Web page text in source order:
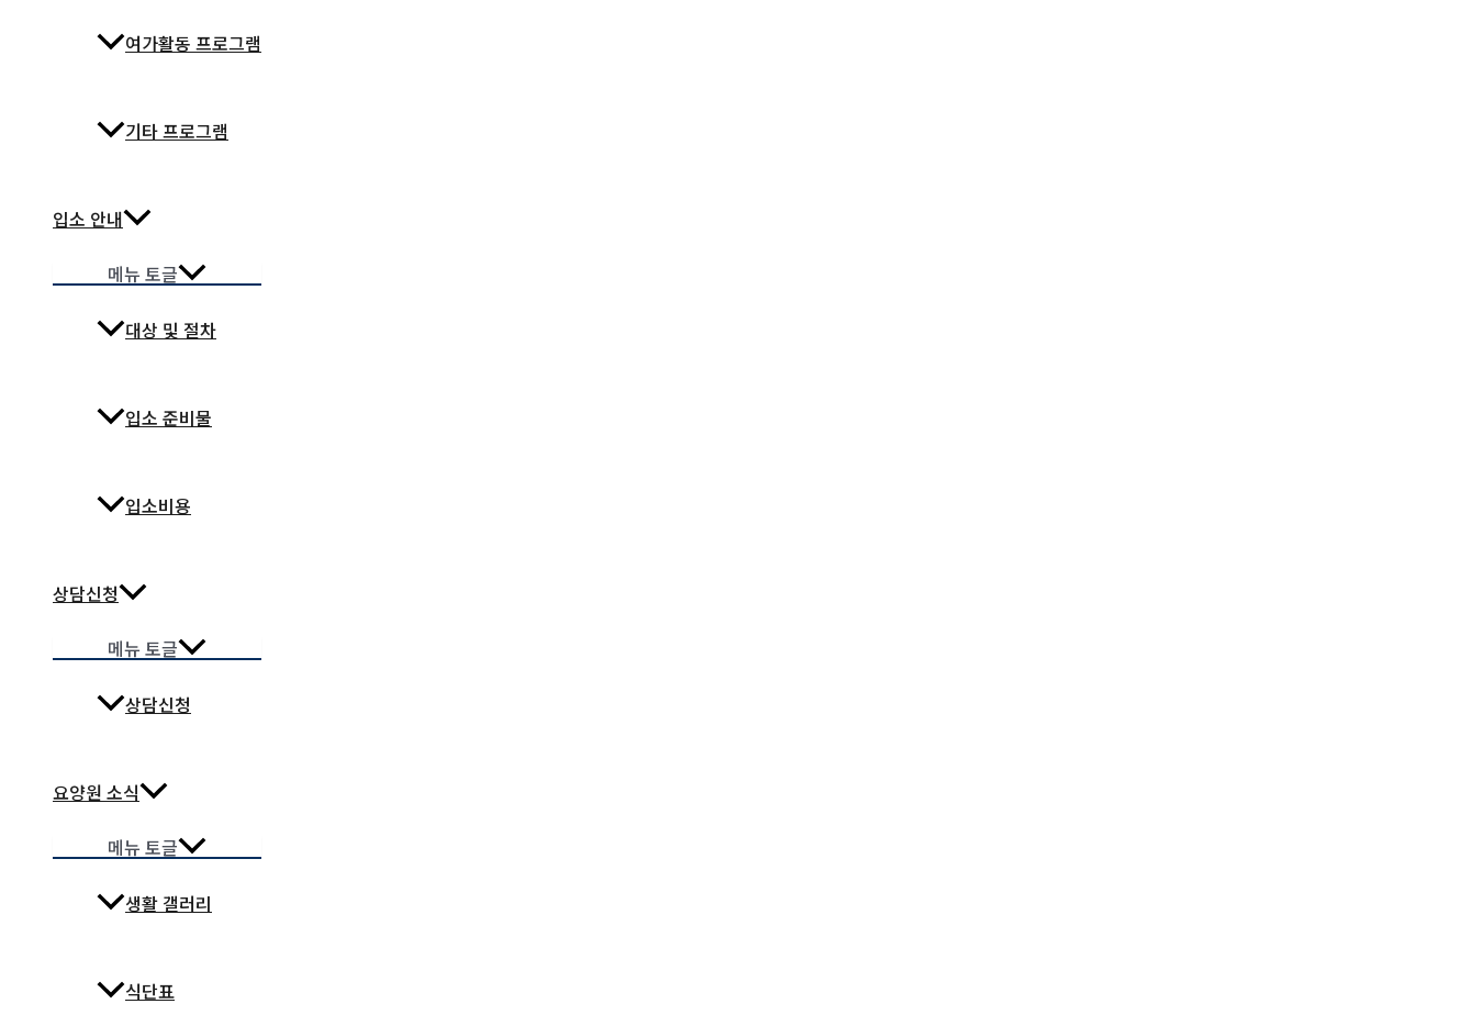
여가활동 프로그램
기타 프로그램
입소 안내
메뉴 토글
대상 및 절차
입소 준비물
입소비용
상담신청
메뉴 토글
상담신청
요양원 소식
메뉴 토글
생활 갤러리
식단표